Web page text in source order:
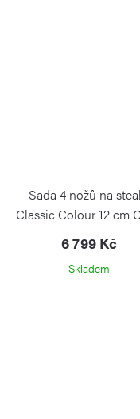
Sada 4 nožů na
Classic Colour 12 cm
6 799 Kč
Skladem